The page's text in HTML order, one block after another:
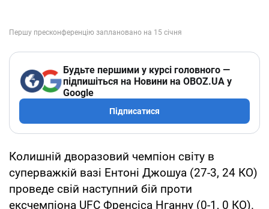
Будьте першими у курсі головного —
підпишіться на Новини на OBOZ.UA у
Google
Підписатися
Колишній дворазовий чемпіон світу в
суперважкій вазі Ентоні Джошуа (27-3, 24 КО)
проведе свій наступний бій проти
ексчемпіона UFC Френсіса Нганну (0-1, 0 КО).